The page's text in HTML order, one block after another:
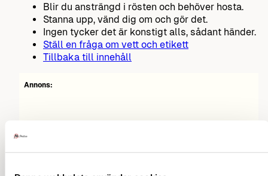
Blir du ansträngd i rösten och behöver hosta.
Stanna upp, vänd dig om och gör det.
Ingen tycker det är konstigt alls, sådant händer.
Ställ en fråga om vett och etikett
Tillbaka till innehåll
Annons: